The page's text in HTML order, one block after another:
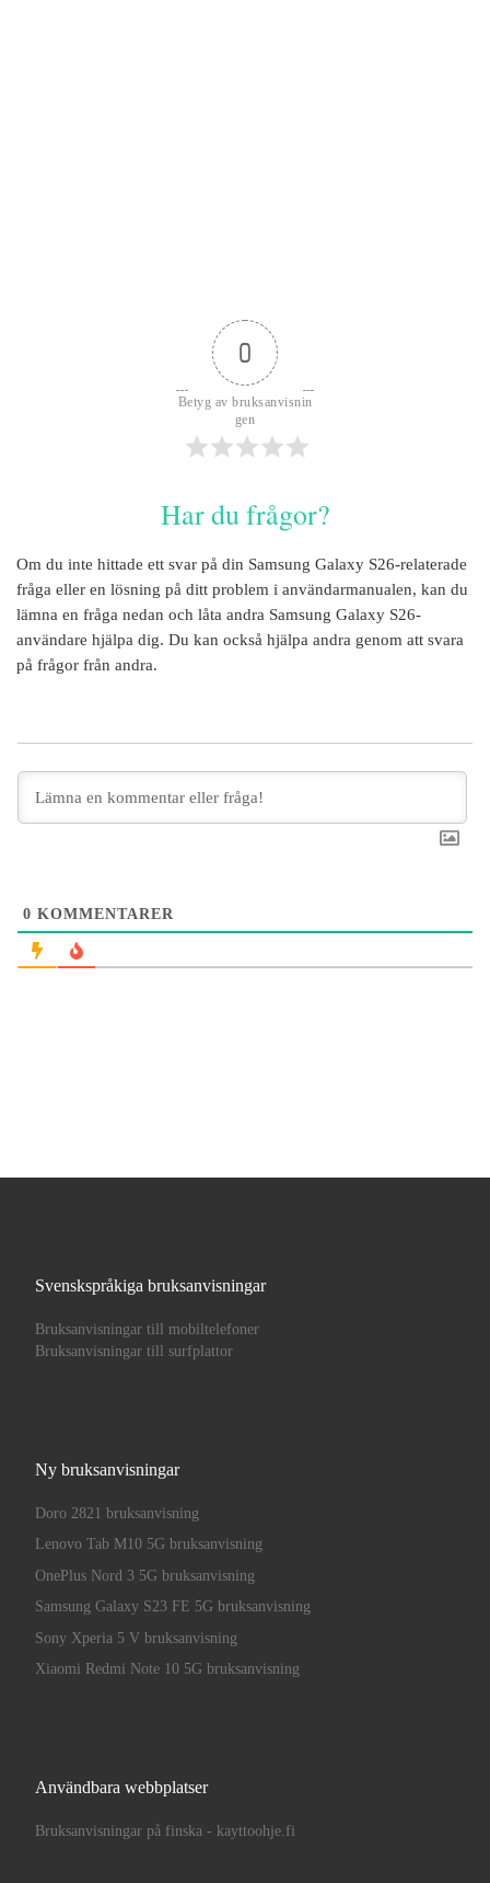
0
Betyg av bruksanvisnin
gen
Har du frågor?
Om du inte hittade ett svar på din Samsung Galaxy S26-relaterade
fråga eller en lösning på ditt problem i användarmanualen, kan du
lämna en fråga nedan och låta andra Samsung Galaxy S26-
användare hjälpa dig. Du kan också hjälpa andra genom att svara
på frågor från andra.
0 KOMMENTARER
Svenskspråkiga bruksanvisningar
Bruksanvisningar till mobiltelefoner
Bruksanvisningar till surfplattor
Ny bruksanvisningar
Doro 2821 bruksanvisning
Lenovo Tab M10 5G bruksanvisning
OnePlus Nord 3 5G bruksanvisning
Samsung Galaxy S23 FE 5G bruksanvisning
Sony Xperia 5 V bruksanvisning
Xiaomi Redmi Note 10 5G bruksanvisning
Användbara webbplatser
Bruksanvisningar på finska - kayttoohje.fi